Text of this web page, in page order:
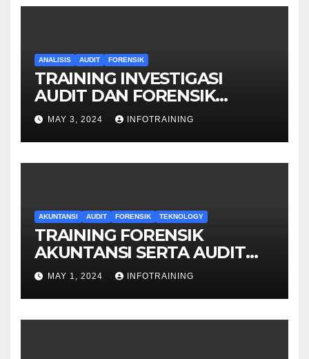
ANALISIS AUDIT FORENSIK
TRAINING INVESTIGASI
AUDIT DAN FORENSIK
KEUANGAN
MAY 3, 2024 INFOTRAINING
AKUNTANSI AUDIT FORENSIK TEKNOLOGY
TRAINING FORENSIK
AKUNTANSI SERTA AUDIT
PENYELIDIKAN
MAY 1, 2024 INFOTRAINING